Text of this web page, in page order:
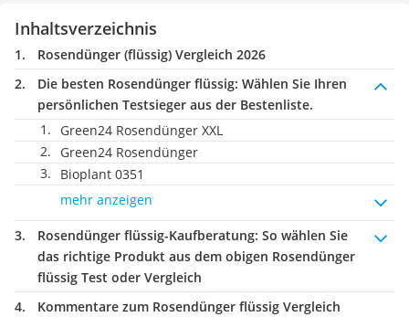
Inhaltsverzeichnis
Rosendünger (flüssig) Vergleich 2026
Die besten Rosendünger flüssig: Wählen Sie Ihren
persönlichen Testsieger aus der Bestenliste.
Green24 Rosendünger XXL
Green24 Rosendünger
Bioplant 0351
mehr anzeigen
Rosendünger flüssig-Kaufberatung: So wählen Sie
das richtige Produkt aus dem obigen Rosendünger
flüssig Test oder Vergleich
Kommentare zum Rosendünger flüssig Vergleich